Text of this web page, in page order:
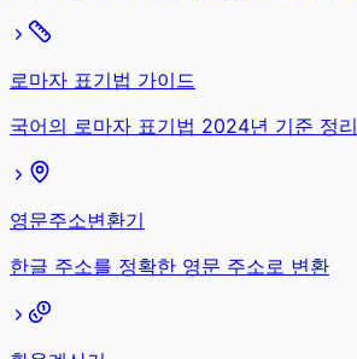
로마자 표기법 가이드
국어의 로마자 표기법 2024년 기준 정리
영문주소변환기
한글 주소를 정확한 영문 주소로 변환